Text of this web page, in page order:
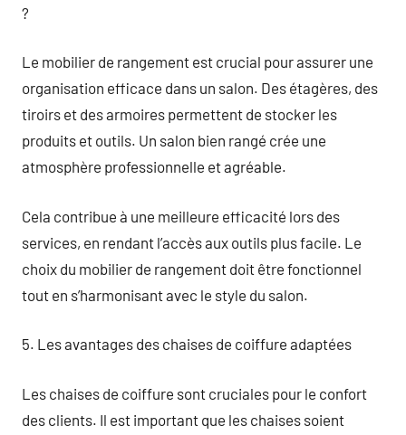
?
Le mobilier de rangement est crucial pour assurer une
organisation efficace dans un salon. Des étagères, des
tiroirs et des armoires permettent de stocker les
produits et outils. Un salon bien rangé crée une
atmosphère professionnelle et agréable.
Cela contribue à une meilleure efficacité lors des
services, en rendant l’accès aux outils plus facile. Le
choix du mobilier de rangement doit être fonctionnel
tout en s’harmonisant avec le style du salon.
5. Les avantages des chaises de coiffure adaptées
Les chaises de coiffure sont cruciales pour le confort
des clients. Il est important que les chaises soient